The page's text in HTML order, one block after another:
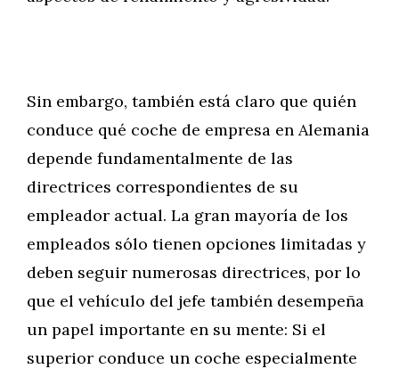
Sin embargo, también está claro que quién
conduce qué coche de empresa en Alemania
depende fundamentalmente de las
directrices correspondientes de su
empleador actual. La gran mayoría de los
empleados sólo tienen opciones limitadas y
deben seguir numerosas directrices, por lo
que el vehículo del jefe también desempeña
un papel importante en su mente: Si el
superior conduce un coche especialmente